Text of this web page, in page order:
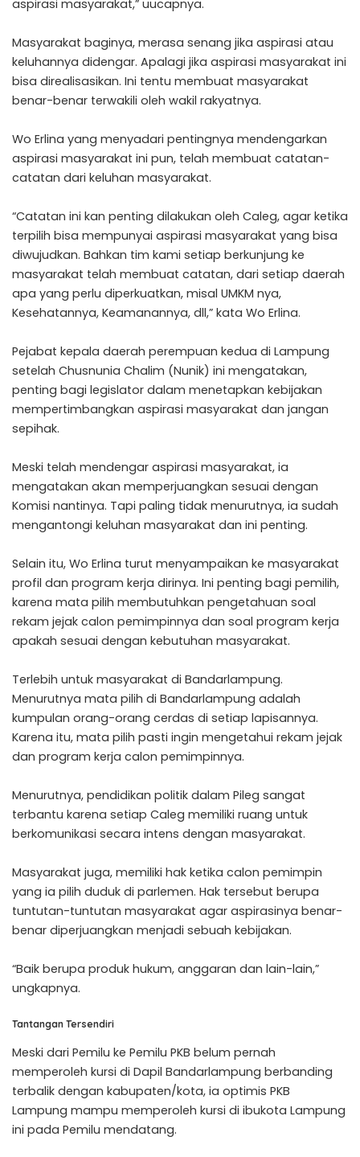
aspirasi masyarakat,” uucapnya.
Masyarakat baginya, merasa senang jika aspirasi atau
keluhannya didengar. Apalagi jika aspirasi masyarakat ini
bisa direalisasikan. Ini tentu membuat masyarakat
benar-benar terwakili oleh wakil rakyatnya.
Wo Erlina yang menyadari pentingnya mendengarkan
aspirasi masyarakat ini pun, telah membuat catatan-
catatan dari keluhan masyarakat.
“Catatan ini kan penting dilakukan oleh Caleg, agar ketika
terpilih bisa mempunyai aspirasi masyarakat yang bisa
diwujudkan. Bahkan tim kami setiap berkunjung ke
masyarakat telah membuat catatan, dari setiap daerah
apa yang perlu diperkuatkan, misal UMKM nya,
Kesehatannya, Keamanannya, dll,” kata Wo Erlina.
Pejabat kepala daerah perempuan kedua di Lampung
setelah Chusnunia Chalim (Nunik) ini mengatakan,
penting bagi legislator dalam menetapkan kebijakan
mempertimbangkan aspirasi masyarakat dan jangan
sepihak.
Meski telah mendengar aspirasi masyarakat, ia
mengatakan akan memperjuangkan sesuai dengan
Komisi nantinya. Tapi paling tidak menurutnya, ia sudah
mengantongi keluhan masyarakat dan ini penting.
Selain itu, Wo Erlina turut menyampaikan ke masyarakat
profil dan program kerja dirinya. Ini penting bagi pemilih,
karena mata pilih membutuhkan pengetahuan soal
rekam jejak calon pemimpinnya dan soal program kerja
apakah sesuai dengan kebutuhan masyarakat.
Terlebih untuk masyarakat di Bandarlampung.
Menurutnya mata pilih di Bandarlampung adalah
kumpulan orang-orang cerdas di setiap lapisannya.
Karena itu, mata pilih pasti ingin mengetahui rekam jejak
dan program kerja calon pemimpinnya.
Menurutnya, pendidikan politik dalam Pileg sangat
terbantu karena setiap Caleg memiliki ruang untuk
berkomunikasi secara intens dengan masyarakat.
Masyarakat juga, memiliki hak ketika calon pemimpin
yang ia pilih duduk di parlemen. Hak tersebut berupa
tuntutan-tuntutan masyarakat agar aspirasinya benar-
benar diperjuangkan menjadi sebuah kebijakan.
“Baik berupa produk hukum, anggaran dan lain-lain,”
ungkapnya.
Tantangan Tersendiri
Meski dari Pemilu ke Pemilu PKB belum pernah
memperoleh kursi di Dapil Bandarlampung berbanding
terbalik dengan kabupaten/kota, ia optimis PKB
Lampung mampu memperoleh kursi di ibukota Lampung
ini pada Pemilu mendatang.